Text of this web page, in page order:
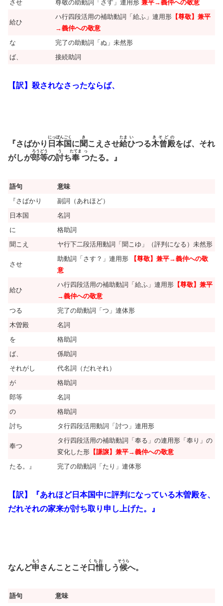
させ 尊敬の助動詞「さす」連用形 兼平→義仲への敬意
給ひ
ハ行四段活用の補助動詞「給ふ」連用形 【尊敬】兼平
→義仲への敬意
な
完了の助動詞「ぬ」未然形
ば、
接続助詞
【訳】殺されなさったならば、
『さばかり 日本国
にっぽんごく
に聞
き
こえさせ給
たま
ひ
い
つる木曾殿
きそどの
をば、それ
がしが郎等
ろうどう
の討
う
ち奉
たてま
つ
っ
たる。』
語句
意味
『さばかり
副詞（あれほど）
日本国
名詞
に
格助詞
聞こえ
ヤ行下二段活用動詞「聞こゆ」（評判になる）未然形
させ
助動詞「さす？」連用形
【尊敬】兼平→義仲への敬
意
給ひ
ハ行四段活用の補助動詞「給ふ」連用形 【尊敬】兼平
→義仲への敬意
つる
完了の助動詞「つ」連体形
木曽殿
名詞
を
格助詞
ば、
係助詞
それがし
代名詞（だれそれ）
が
格助詞
郎等
名詞
の
格助詞
討ち
タ行四段活用動詞「討つ」連用形
奉つ
タ行四段活用の補助動詞「奉る」の連用形「奉り」の
変化した形 【謙譲】兼平→義仲への敬意
たる。』
完了の助動詞「たり」連体形
【訳】『あれほど日本国中に評判になっている木曽殿を、
だれそれの家来が討ち取り申し上げた。』
なんど申
もう
さんことこそ口惜
くちお
しう候
そうら
へ。
語句
意味